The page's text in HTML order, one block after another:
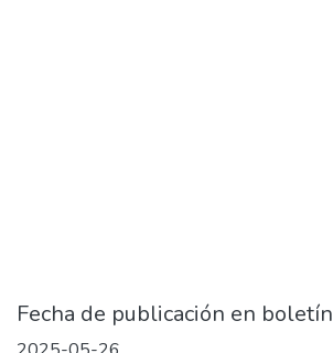
Fecha de publicación en boletín